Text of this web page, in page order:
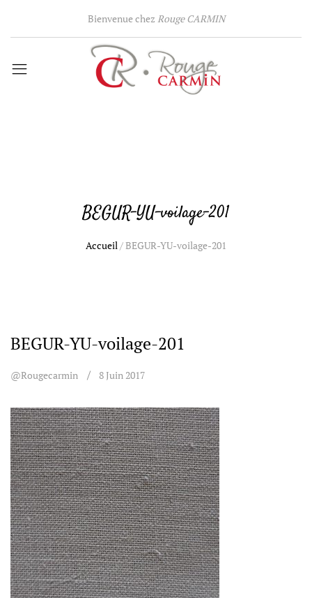
Bienvenue chez Rouge CARMIN
BEGUR-YU-voilage-201
Accueil/BEGUR-YU-voilage-201
BEGUR-YU-voilage-201
@rougecarmin 8 Juin 2017